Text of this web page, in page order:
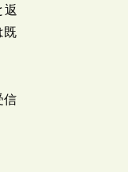
返
既
信